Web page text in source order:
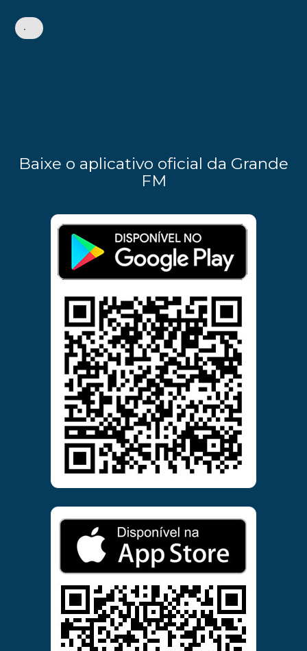
•
Baixe o aplicativo oficial da Grande
FM